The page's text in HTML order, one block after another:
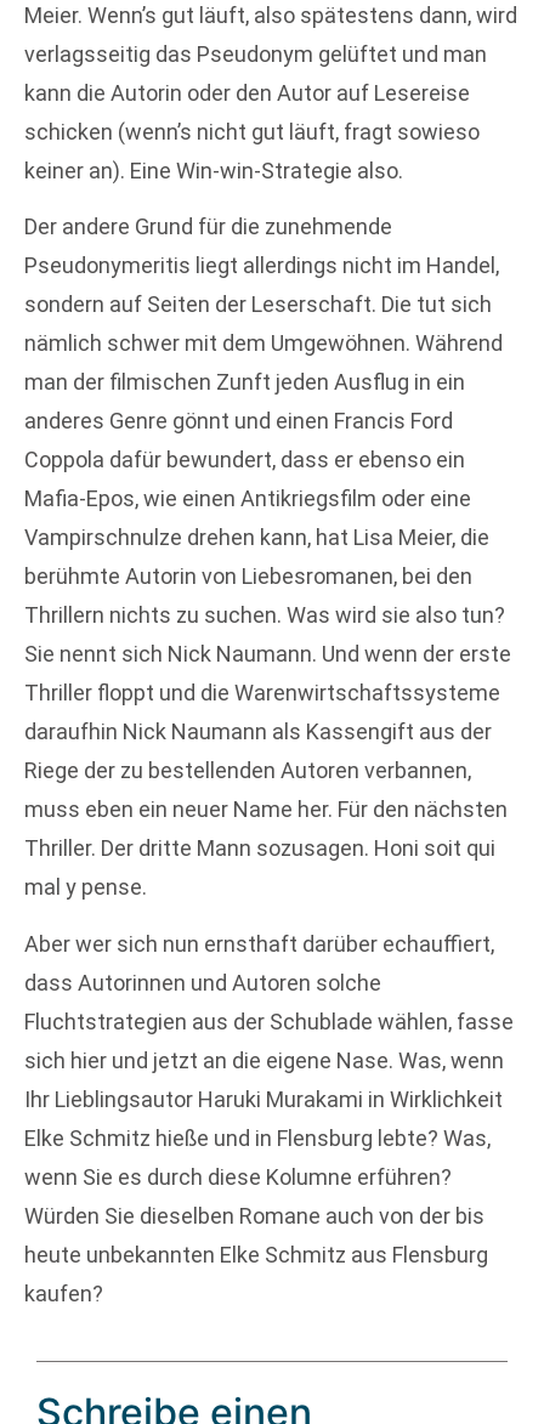
Meier. Wenn’s gut läuft, also spätestens dann, wird
verlagsseitig das Pseudonym gelüftet und man
kann die Autorin oder den Autor auf Lesereise
schicken (wenn’s nicht gut läuft, fragt sowieso
keiner an). Eine Win-win-Strategie also.
Der andere Grund für die zunehmende
Pseudonymeritis liegt allerdings nicht im Handel,
sondern auf Seiten der Leserschaft. Die tut sich
nämlich schwer mit dem Umgewöhnen. Während
man der filmischen Zunft jeden Ausflug in ein
anderes Genre gönnt und einen Francis Ford
Coppola dafür bewundert, dass er ebenso ein
Mafia-Epos, wie einen Antikriegsfilm oder eine
Vampirschnulze drehen kann, hat Lisa Meier, die
berühmte Autorin von Liebesromanen, bei den
Thrillern nichts zu suchen. Was wird sie also tun?
Sie nennt sich Nick Naumann. Und wenn der erste
Thriller floppt und die Warenwirtschaftssysteme
daraufhin Nick Naumann als Kassengift aus der
Riege der zu bestellenden Autoren verbannen,
muss eben ein neuer Name her. Für den nächsten
Thriller. Der dritte Mann sozusagen. Honi soit qui
mal y pense.
Aber wer sich nun ernsthaft darüber echauffiert,
dass Autorinnen und Autoren solche
Fluchtstrategien aus der Schublade wählen, fasse
sich hier und jetzt an die eigene Nase. Was, wenn
Ihr Lieblingsautor Haruki Murakami in Wirklichkeit
Elke Schmitz hieße und in Flensburg lebte? Was,
wenn Sie es durch diese Kolumne erführen?
Würden Sie dieselben Romane auch von der bis
heute unbekannten Elke Schmitz aus Flensburg
kaufen?
Schreibe einen